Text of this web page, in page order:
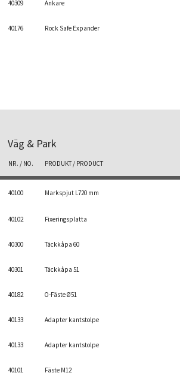
40309 Ankare
40176 Rock Safe Expander
NR. / NO. PRODUKT / PRODUCT
40100 Markspjut L720 mm
40102 Fixeringsplatta
Väg & Park
40301 Täckkåpa 51
40182 O-Fäste Ø51
40101 Fäste M12
40133 Adapter kantstolpe
40133 Adapter kantstolpe
40300 Täckkåpa 60